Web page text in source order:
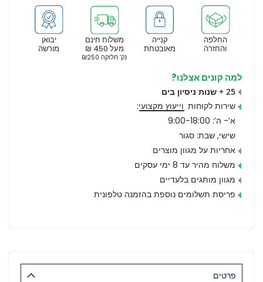
יבואן
מורשה
משלוח חינם
מעל 450 ₪
נק’ חלוקה ₪250
קנייה
מאובטחת
החלפה
והחזרה
למה קונים אצלנו?
25 + שנות ניסיון בים
שירות לקוחות וייעוץ מקצועי:
א’- ה’: 9:00-18:00
שישי, שבת: סגור
אחריות על מגוון מוצרים
משלוח מהיר עד 8 ימי עסקים
מגוון מותגים בלעדיים
פריסת תשלומים נוספת בהזמנה טלפונית
פרטים